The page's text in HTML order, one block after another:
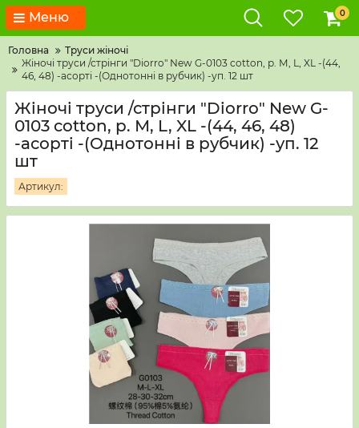
Меню 0
Головна
Труси жіночі
Жіночі труси /стрінги "Diorro" New G-0103 cotton, р. М, L, XL -(44,
46, 48) -асорті -(Однотонні в рубчик) -уп. 12 шт
Жіночі труси /стрінги "Diorro" New G-
0103 cotton, р. М, L, XL -(44, 46, 48)
-асорті -(Однотонні в рубчик) -уп. 12
шт
Артикул: